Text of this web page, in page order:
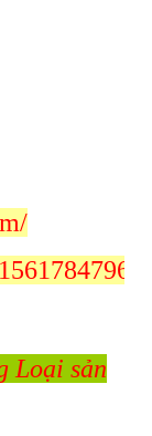
Loại sản